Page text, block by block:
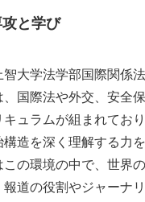
攻と学び
大学法学部国際関係
、国際法や外交、安全
ュラムが組まれてお
造を深く理解する力
の環境の中で、世界
道の役割やジャーナ